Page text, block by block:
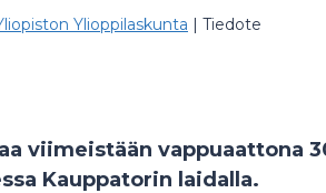
Ylioppilaskunta | Tiedote
viimeistään vappuaattona
Kauppatorin laidalla.